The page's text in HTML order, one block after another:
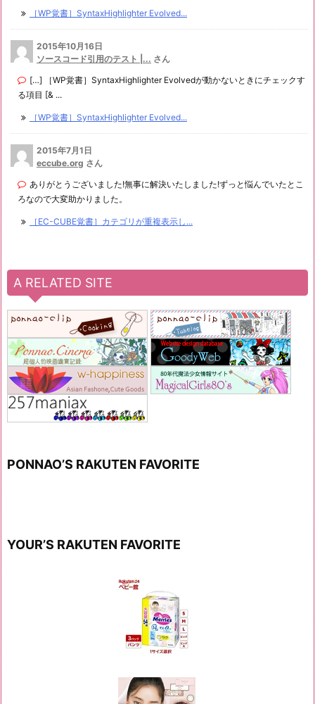
［WP覚書］SyntaxHighlighter Evolved...
2015年10月16日
ソースコード引用のテスト |... さん
[…] ［WP覚書］SyntaxHighlighter Evolvedが動かないときにチェックす
る項目 [& ...
［WP覚書］SyntaxHighlighter Evolved...
2015年7月1日
eccube.org さん
ありがとうございました!無事に解決いたしました!ずっと悩んでいたとこ
ろなので大変助かりました。
［EC-CUBE覚書］カテゴリが重複表示し...
A RELATED SITE
PONNAO’S RAKUTEN FAVORITE
YOUR’S RAKUTEN FAVORITE